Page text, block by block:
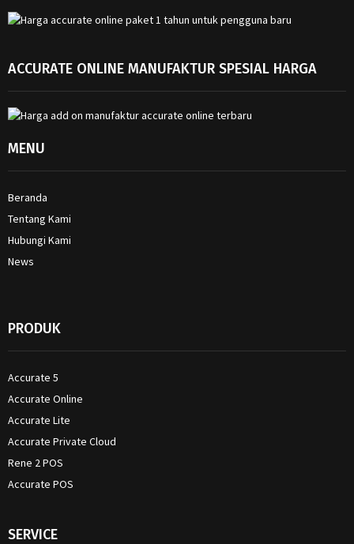
ACCURATE ONLINE MANUFAKTUR SPESIAL HARGA
MENU
Beranda
Tentang Kami
Hubungi Kami
News
PRODUK
Accurate 5
Accurate Online
Accurate Lite
Accurate Private Cloud
Rene 2 POS
Accurate POS
SERVICE